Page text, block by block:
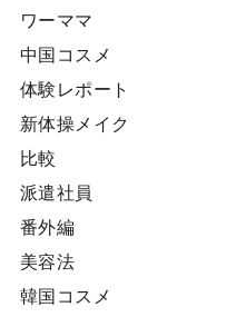
ワーママ
中国コスメ
体験レポート
新体操メイク
比較
派遣社員
番外編
美容法
韓国コスメ